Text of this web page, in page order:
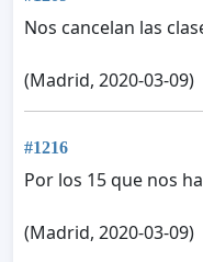
Nos cancelan las
(Madrid, 2020-03-09)
#1216
Por los 15 que nos
(Madrid, 2020-03-09)